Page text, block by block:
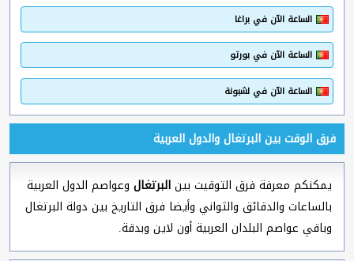
الساعة الآن في براغا
الساعة الآن في بورتو
الساعة الآن في لشبونة
فرق الوقت بين البرتغال والدول العربية
يمكنكم معرفة فرق التوقيت بينالبرتغال وعواصم الدول العربية
بالساعات والدقائق والثواني وأيضا فرق التاريخ بين دولة البرتغال
وباقي عواصم البلدان العربية أون لاين وبدقة.